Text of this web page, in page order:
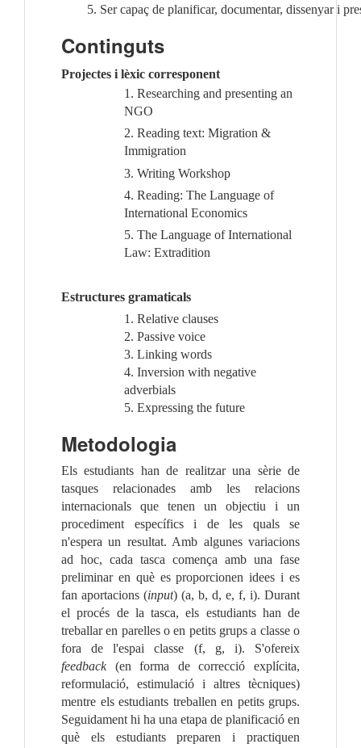
Ser capaç de planificar, documentar, dissenyar i
Continguts
Projectes i lèxic corresponent
1. Researching and presenting an
NGO
2. Reading text: Migration &
Immigration
3. Writing Workshop
4. Reading: The Language of
International Economics
5. The Language of International
Law: Extradition
Estructures gramaticals
1. Relative clauses
2. Passive voice
3. Linking words
4. Inversion with negative
adverbials
5. Expressing the future
Metodologia
Els estudiants han de realitzar una sèrie de
tasques relacionades amb les relacions
internacionals que tenen un objectiu i un
procediment específics i de les quals se
n'espera un resultat. Amb algunes variacions
ad hoc, cada tasca comença amb una fase
preliminar en què es proporcionen idees i es
fan aportacions (input) (a, b, d, e, f, i). Durant
el procés de la tasca, els estudiants han de
treballar en parelles o en petits grups a classe o
fora de l'espai classe (f, g, i). S'ofereix
feedback (en forma de correcció explícita,
reformulació, estimulació i altres tècniques)
mentre els estudiants treballen en petits grups.
Seguidament hi ha una etapa de planificació en
què els estudiants preparen i practiquen